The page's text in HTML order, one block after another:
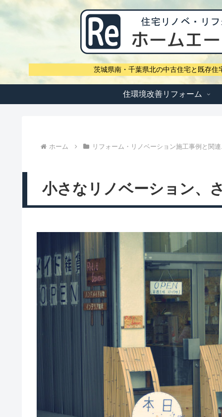
茨城県南・千葉県北の中古住宅と既存
住環境改善リフォーム
ホーム リフォーム・リノベーション施工事例と関
小さなリノベーション、